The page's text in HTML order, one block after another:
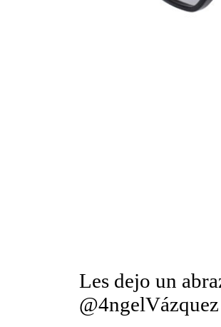
Les dejo un
@4ngelVázquez